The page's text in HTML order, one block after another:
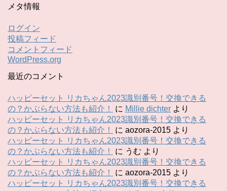
メタ情報
ログイン
投稿フィード
コメントフィード
WordPress.org
最近のコメント
ハッピーセット リカちゃん2023識別番号！交換できる
の？かぶらない方法も紹介！
に Millie dichter より
ハッピーセット リカちゃん2023識別番号！交換できる
の？かぶらない方法も紹介！
に aozora-2015 より
ハッピーセット リカちゃん2023識別番号！交換できる
の？かぶらない方法も紹介！
に うむ より
ハッピーセット リカちゃん2023識別番号！交換できる
の？かぶらない方法も紹介！
に aozora-2015 より
ハッピーセット リカちゃん2023識別番号！交換できる